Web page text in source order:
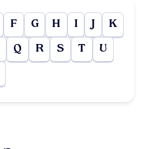
F G H I J K
Q R S T U